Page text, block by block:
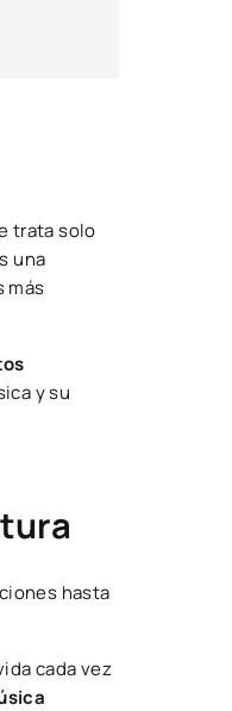
trata solo
una
más
y su
hasta
cada vez